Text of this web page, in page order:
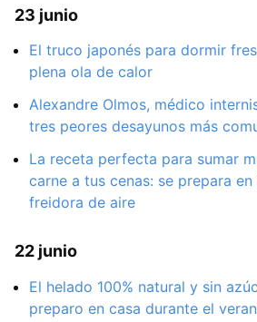
23 junio
El truco japonés para dormir
plena ola de calor
Alexandre Olmos, médico
tres peores desayunos más
La receta perfecta para sumar
carne a tus cenas: se prepara en
freidora de aire
22 junio
El helado 100% natural y sin
preparo en casa durante el